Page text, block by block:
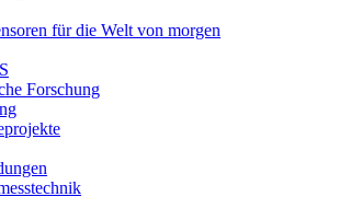
für die Welt von morgen
Forschung